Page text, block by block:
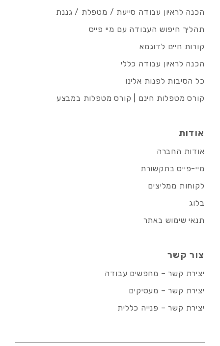
הכנה לראיון עבודה סייעת / מטפלת / גננת
תהליך חיפוש העבודה עם מיי פייס
קורות חיים לדוגמא
הכנה לראיון עבודה כללי
כל הסיבות לפנות אלינו
קורס מטפלות חינם | קורס מטפלות במבצע
אודות
אודות החברה
מיי-פייס בתקשורת
לקוחות ממליצים
בלוג
תנאי שימוש באתר
צור קשר
יצירת קשר – מחפשים עבודה
יצירת קשר – מעסיקים
יצירת קשר – פנייה כללית